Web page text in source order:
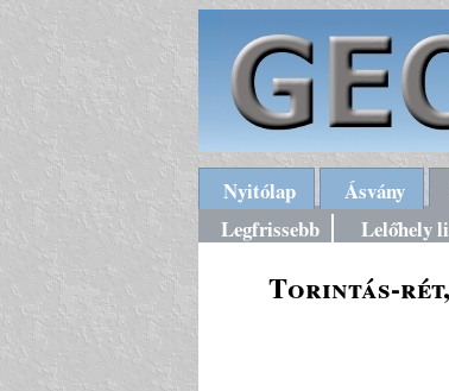
Nyitólap Ásvány
Legfrissebb
Lelőhely
Torintás-rét,